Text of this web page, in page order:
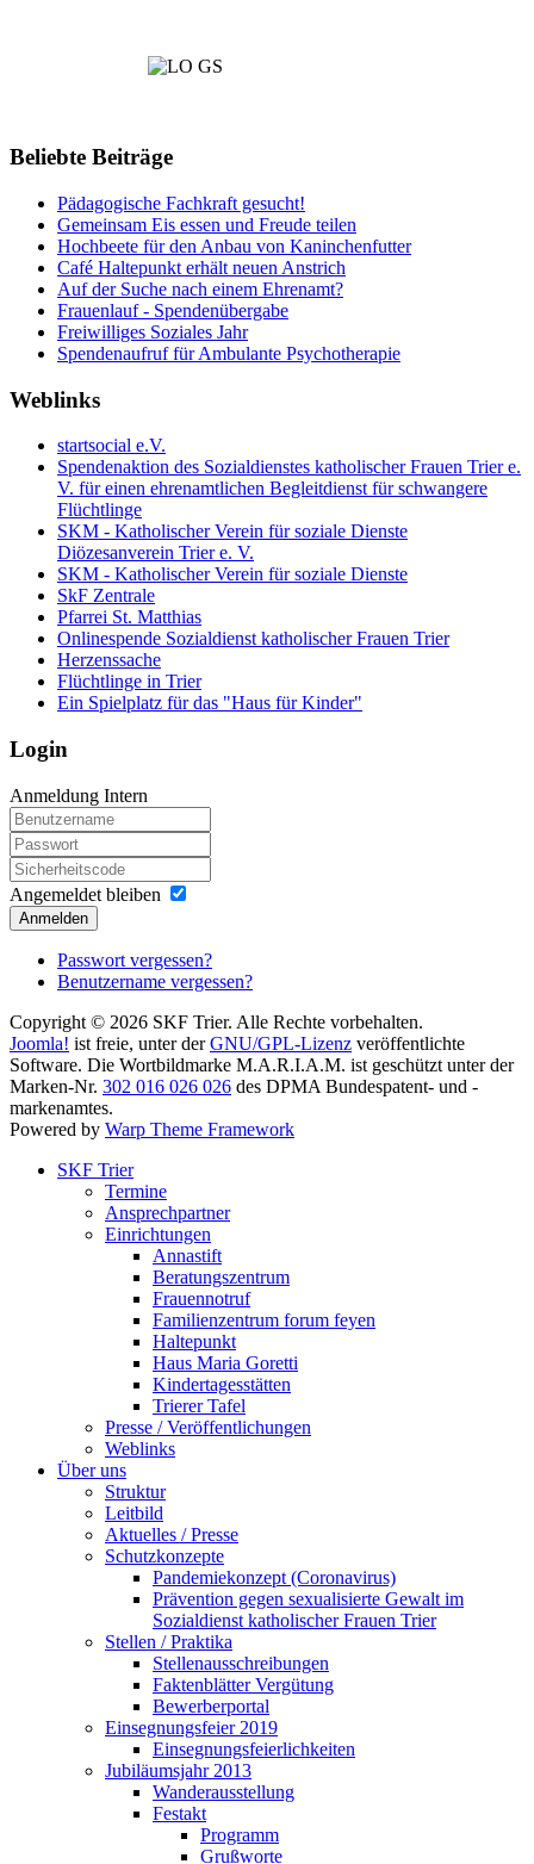
Beliebte Beiträge
Pädagogische Fachkraft gesucht!
Gemeinsam Eis essen und Freude teilen
Hochbeete für den Anbau von Kaninchenfutter
Café Haltepunkt erhält neuen Anstrich
Auf der Suche nach einem Ehrenamt?
Frauenlauf - Spendenübergabe
Freiwilliges Soziales Jahr
Spendenaufruf für Ambulante Psychotherapie
Weblinks
startsocial e.V.
Spendenaktion des Sozialdienstes katholischer Frauen Trier e.
V. für einen ehrenamtlichen Begleitdienst für schwangere
Flüchtlinge
SKM - Katholischer Verein für soziale Dienste
Diözesanverein Trier e. V.
SKM - Katholischer Verein für soziale Dienste
SkF Zentrale
Pfarrei St. Matthias
Onlinespende Sozialdienst katholischer Frauen Trier
Herzenssache
Flüchtlinge in Trier
Ein Spielplatz für das "Haus für Kinder"
Login
Anmeldung Intern
Angemeldet bleiben
Anmelden
Passwort vergessen?
Benutzername vergessen?
Copyright © 2026 SKF Trier. Alle Rechte vorbehalten.
Joomla! ist freie, unter derGNU/GPL-Lizenz veröffentlichte
Software. Die Wortbildmarke M.A.R.I.A.M. ist geschützt unter der
Marken-Nr. 302 016 026 026 des DPMA Bundespatent- und -
markenamtes.
Powered by Warp Theme Framework
SKF Trier
Termine
Ansprechpartner
Einrichtungen
Annastift
Beratungszentrum
Frauennotruf
Familienzentrum forum feyen
Haltepunkt
Haus Maria Goretti
Kindertagesstätten
Trierer Tafel
Presse / Veröffentlichungen
Weblinks
Über uns
Struktur
Leitbild
Aktuelles / Presse
Schutzkonzepte
Pandemiekonzept (Coronavirus)
Prävention gegen sexualisierte Gewalt im
Sozialdienst katholischer Frauen Trier
Stellen / Praktika
Stellenausschreibungen
Faktenblätter Vergütung
Bewerberportal
Einsegnungsfeier 2019
Einsegnungsfeierlichkeiten
Jubiläumsjahr 2013
Wanderausstellung
Festakt
Programm
Grußworte